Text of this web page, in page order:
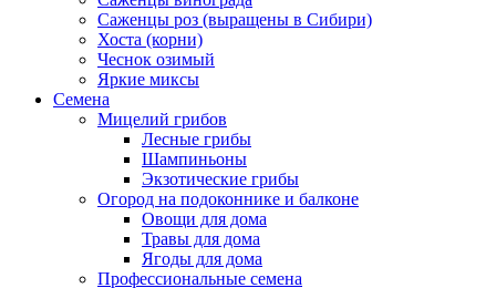
Саженцы роз (выращены в Сибири)
Хоста (корни)
Чеснок озимый
Яркие миксы
Семена
Мицелий грибов
Лесные грибы
Шампиньоны
Экзотические грибы
Огород на подоконнике и балконе
Овощи для дома
Травы для дома
Ягоды для дома
Профессиональные семена